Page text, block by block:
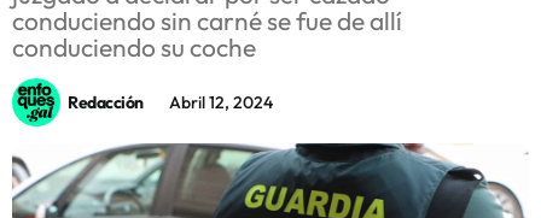
Escenarios
Sostenibilidad
Innova
conduciendo sin carné se fue de allí
conduciendo su coche
Redacción Abril 12, 2024